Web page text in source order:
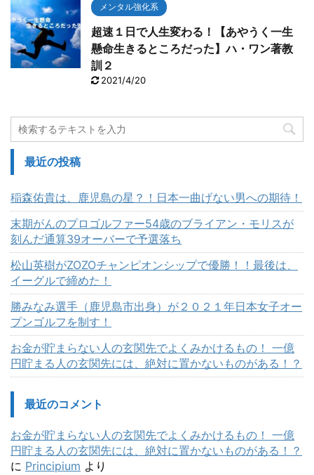
メンタル強化系
超速１日で人生変わる！【あやうく一生
懸命生きるところだった】ハ・ワン著教
訓２
2021/4/20
最近の投稿
稲森佑貴は、鹿児島の星？！日本一曲げない男への期待！
末期がんのプロゴルファー54歳のブライアン・モリスが
刻んだ通算39オーバーで予選落ち
松山英樹がZOZOチャンピオンシップで優勝！！最後は、
イーグルで締めた！
勝みなみ選手（鹿児島市出身）が２０２１年日本女子オー
プンゴルフを制す！
お金が貯まらない人の玄関先でよくみかけるもの！ 一億
円貯まる人の玄関先には、絶対に置かないものがある！？
最近のコメント
お金が貯まらない人の玄関先でよくみかけるもの！ 一億
円貯まる人の玄関先には、絶対に置かないものがある！？
に Principium より